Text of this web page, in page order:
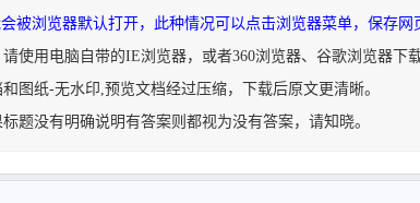
被浏览器默认打开，此种情况可以点击浏览器菜单，保存网
使用电脑自带的IE浏览器，或者360浏览器、谷歌浏览器下载
图纸-无水印,预览文档经过压缩，下载后原文更清晰。
题没有明确说明有答案则都视为没有答案，请知晓。